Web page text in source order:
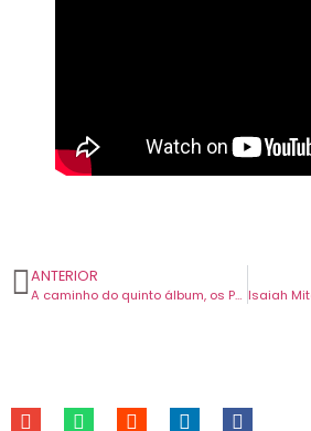
ANTERIOR
A caminho do quinto álbum, os Preoccupations laçam mais uma música nova. Chama-se “Bastards”.